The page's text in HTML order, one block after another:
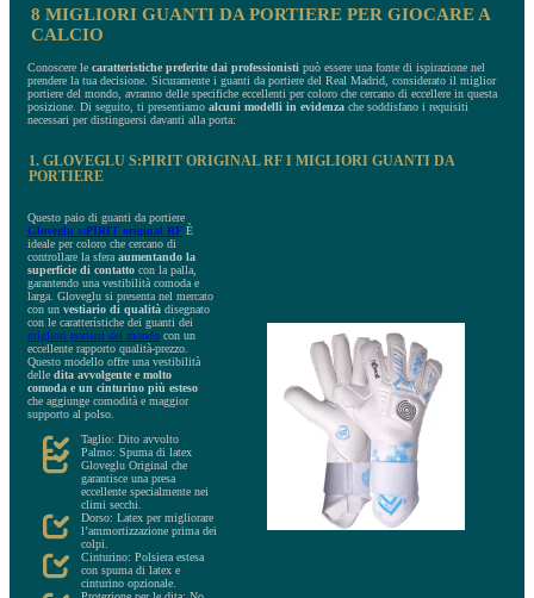
8 MIGLIORI GUANTI DA PORTIERE PER GIOCARE A
CALCIO
Conoscere le caratteristiche preferite dai professionisti può essere una fonte di ispirazione nel
prendere la tua decisione. Sicuramente i guanti da portiere del Real Madrid, considerato il miglior
portiere del mondo, avranno delle specifiche eccellenti per coloro che cercano di eccellere in questa
posizione. Di seguito, ti presentiamo alcuni modelli in evidenza che soddisfano i requisiti
necessari per distinguersi davanti alla porta:
1. GLOVEGLU S:PIRIT ORIGINAL RF I MIGLIORI GUANTI DA
PORTIERE
Questo paio di guanti da portiere
Gloveglu s:PIRIT original RF È
ideale per coloro che cercano di
controllare la sfera aumentando la
superficie di contatto con la palla,
garantendo una vestibilità comoda e
larga. Gloveglu si presenta nel mercato
con un vestiario di qualità disegnato
con le caratterístiche dei guanti dei
migliori portieri del mondo con un
eccellente rapporto qualità-prezzo.
Questo modello offre una vestibilità
delle dita avvolgente e molto
comoda e un cinturino più esteso
che aggiunge comodità e maggior
supporto al polso.
Taglio: Dito avvolto
Palmo: Spuma di latex
Gloveglu Original che
garantisce una presa
eccellente specialmente nei
climi secchi.
Dorso: Latex per migliorare
l’ammortizzazione prima dei
colpi.
Cinturino: Polsiera estesa
con spuma di latex e
cinturino opzionale.